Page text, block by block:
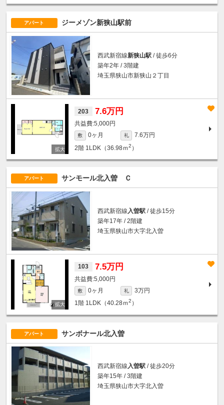
アパート ジーメゾン新狭山駅前
西武新宿線新狭山駅 / 徒歩6分
築年2年 / 3階建
埼玉県狭山市新狭山２丁目
203 7.6万円
5,000円
敷 0ヶ月 礼
7.6万円
2階 1LDK（36.98ｍ2 ）
アパート サンモール北入曽 Ｃ
西武新宿線 入曽駅 / 徒歩15分
築年17年 / 2階建
埼玉県狭山市大字北入曽
103 7.5万円
5,000円
敷 0ヶ月 礼
3万円
1階 1LDK（40.28ｍ2 ）
アパート サンボナール北入曽
西武新宿線入曽駅 / 徒歩20分
築年15年 / 3階建
埼玉県狭山市大字北入曽